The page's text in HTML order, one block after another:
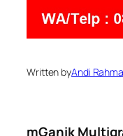
Written byAndi
mGanik